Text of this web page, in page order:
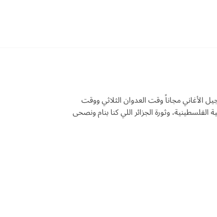
الأغاني مجاناً وقت العدوان الثلاثي ووقت
وثورة الجزائر اللي كنا بنام ونصحى